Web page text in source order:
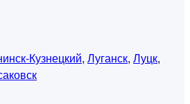
Кузнецкий, Луганск, Луцк,